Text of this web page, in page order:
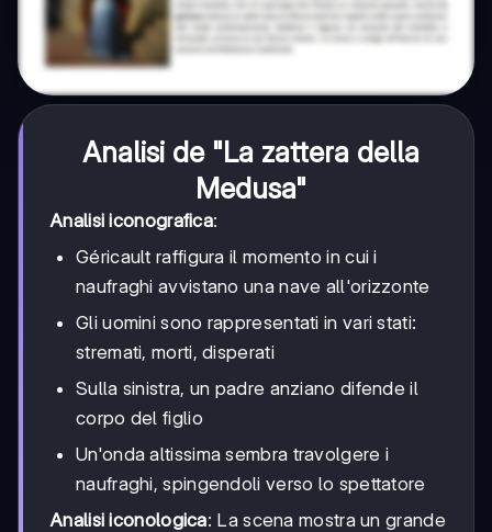
Analisi de "La zattera della
Medusa"
Analisi iconografica:
Géricault raffigura il momento in cui i
naufraghi avvistano una nave all'orizzonte
Gli uomini sono rappresentati in vari stati:
stremati, morti, disperati
Sulla sinistra, un padre anziano difende il
corpo del figlio
Un'onda altissima sembra travolgere i
naufraghi, spingendoli verso lo spettatore
Analisi iconologica: La scena mostra un grande